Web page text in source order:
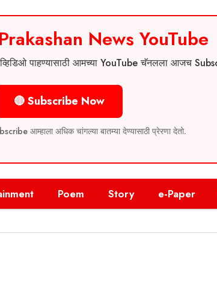
News YouTube
पाहण्यासाठी आमच्या YouTube चॅनलला आजच
🔴 Subscribe Now
आम्हाला अधिक चांगल्या बातम्या देण्यासाठी प्रेरणा देतो.
Poem Story e-Paper